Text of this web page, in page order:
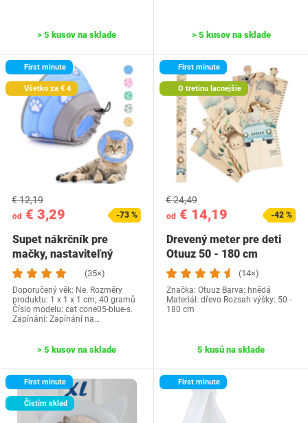
> 5 kusov na sklade > 5 kusov na sklade
First minute
Všetko za € 4
od € 3,29
€ 12,19
-73 %
Supet nákrčník pre
mačky, nastaviteľný
nákrčník obojok pre…
(35×)
Doporučený věk: Ne. Rozměry
produktu: 1 x 1 x 1 cm; 40 gramů
Číslo modelu: cat cone05-blue-s.
Zapínání: Zapínání na…
> 5 kusov na sklade
First minute
O tretinu lacnejšie
od € 14,19
€ 24,49
-42 %
Drevený meter pre deti
Otuuz 50 - 180 cm
(14×)
Značka: Otuuz Barva: hnědá
Materiál: dřevo Rozsah výšky: 50 -
180 cm
5 kusů na sklade
First minute
Čistím sklad
First minute